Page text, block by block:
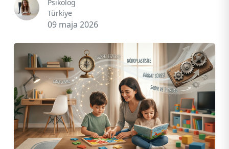
Psikolog
Türkiye
09 maja 2026